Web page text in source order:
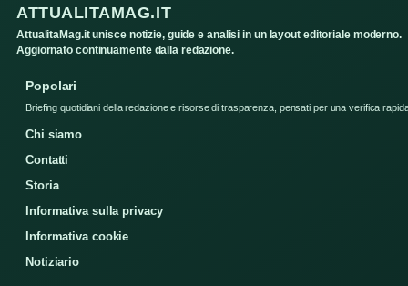
ATTUALITAMAG.IT
AttualitaMag.it unisce notizie, guide e analisi in un layout editoriale moderno.
Aggiornato continuamente dalla redazione.
Popolari
Briefing quotidiani della redazione e risorse di trasparenza, pensati per una verifica
Chi siamo
Contatti
Storia
Informativa sulla privacy
Informativa cookie
Notiziario